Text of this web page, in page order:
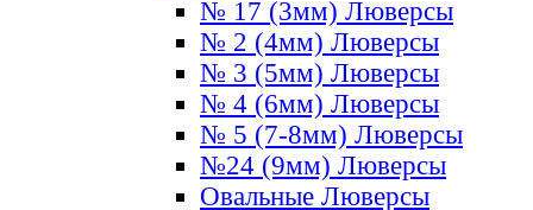
№ 17 (3мм) Люверсы
№ 2 (4мм) Люверсы
№ 3 (5мм) Люверсы
№ 4 (6мм) Люверсы
№ 5 (7-8мм) Люверсы
№24 (9мм) Люверсы
Овальные Люверсы